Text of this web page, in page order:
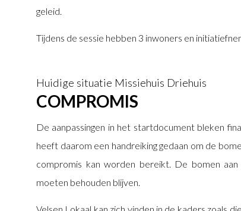
geleid.
Tijdens de sessie hebben 3 inwoners en
Huidige situatie Missiehuis Driehuis
COMPROMIS
De aanpassingen in het startdocument bleken
heeft daarom een handreiking gedaan om de
compromis kan worden bereikt. De bomen
moeten behouden blijven.